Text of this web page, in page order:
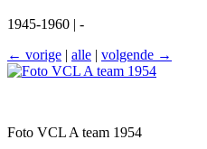
1945-1960 | -
← vorige | alle | volgende →
Foto VCL A team 1954